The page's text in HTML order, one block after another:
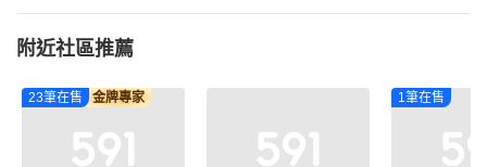
附近社區推薦
23筆在售 金牌專家 1筆在售